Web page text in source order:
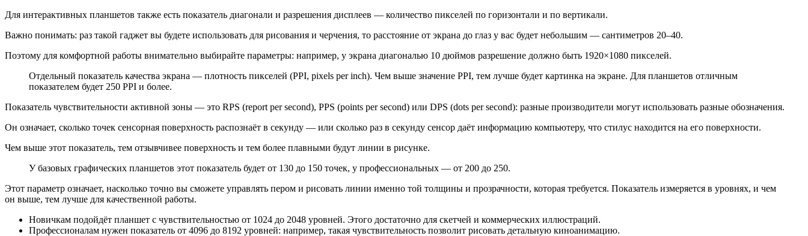
Для интерактивных планшетов также есть показатель диагонали и разрешения дисплеев — количество пикселей по горизонтали и по вертикали.
Важно понимать: раз такой гаджет вы будете использовать для рисования и черчения, то расстояние от экрана до глаз у вас будет небольшим — сантиметров 20–40.
Поэтому для комфортной работы внимательно выбирайте параметры: например, у экрана диагональю 10 дюймов разрешение должно быть 1920×1080 пикселей.
Отдельный показатель качества экрана — плотность пикселей (PPI, pixels per inch). Чем выше значение PPI, тем лучше будет картинка на экране. Для планшетов отличным
показателем будет 250 PPI и более.
Показатель чувствительности активной зоны — это RPS (report per second), PPS (points per second) или DPS (dots per second): разные производители могут использовать разные обозначения.
Он означает, сколько точек сенсорная поверхность распознаёт в секунду — или сколько раз в секунду сенсор даёт информацию компьютеру, что стилус находится на его поверхности.
Чем выше этот показатель, тем отзывчивее поверхность и тем более плавными будут линии в рисунке.
У базовых графических планшетов этот показатель будет от 130 до 150 точек, у профессиональных — от 200 до 250.
Этот параметр означает, насколько точно вы сможете управлять пером и рисовать линии именно той толщины и прозрачности, которая требуется. Показатель измеряется в уровнях, и чем
он выше, тем лучше для качественной работы.
Новичкам подойдёт планшет с чувствительностью от 1024 до 2048 уровней. Этого достаточно для скетчей и коммерческих иллюстраций.
Профессионалам нужен показатель от 4096 до 8192 уровней: например, такая чувствительность позволит рисовать детальную киноанимацию.